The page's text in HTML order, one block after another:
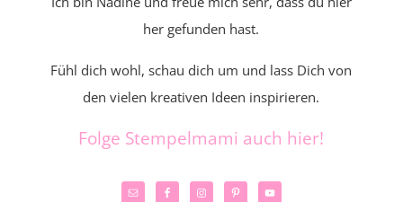
her gefunden hast.
Fühl dich wohl, schau dich um und lass Dich von
den vielen kreativen Ideen inspirieren.
Folge Stempelmami auch hier!